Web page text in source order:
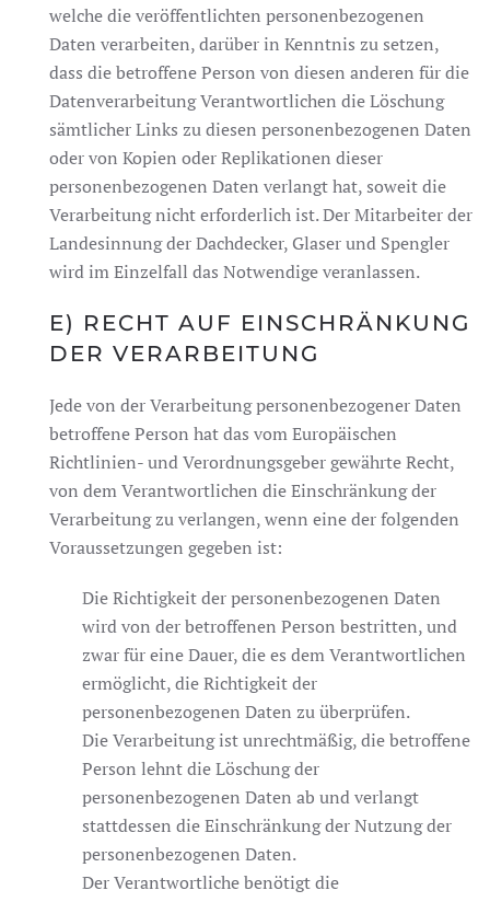
welche die veröffentlichten personenbezogenen
Daten verarbeiten, darüber in Kenntnis zu setzen,
dass die betroffene Person von diesen anderen für die
Datenverarbeitung Verantwortlichen die Löschung
sämtlicher Links zu diesen personenbezogenen Daten
oder von Kopien oder Replikationen dieser
personenbezogenen Daten verlangt hat, soweit die
Verarbeitung nicht erforderlich ist. Der Mitarbeiter der
Landesinnung der Dachdecker, Glaser und Spengler
wird im Einzelfall das Notwendige veranlassen.
E) RECHT AUF EINSCHRÄNKUNG
DER VERARBEITUNG
Jede von der Verarbeitung personenbezogener Daten
betroffene Person hat das vom Europäischen
Richtlinien- und Verordnungsgeber gewährte Recht,
von dem Verantwortlichen die Einschränkung der
Verarbeitung zu verlangen, wenn eine der folgenden
Voraussetzungen gegeben ist:
Die Richtigkeit der personenbezogenen Daten
wird von der betroffenen Person bestritten, und
zwar für eine Dauer, die es dem Verantwortlichen
ermöglicht, die Richtigkeit der
personenbezogenen Daten zu überprüfen.
Die Verarbeitung ist unrechtmäßig, die betroffene
Person lehnt die Löschung der
personenbezogenen Daten ab und verlangt
stattdessen die Einschränkung der Nutzung der
personenbezogenen Daten.
Der Verantwortliche benötigt die